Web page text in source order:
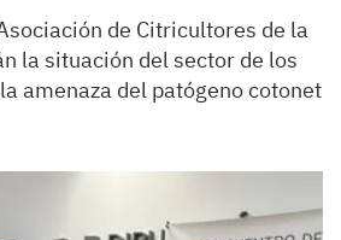
de Citricultores de la
la situación del sector de los
amenaza del patógeno cotonet